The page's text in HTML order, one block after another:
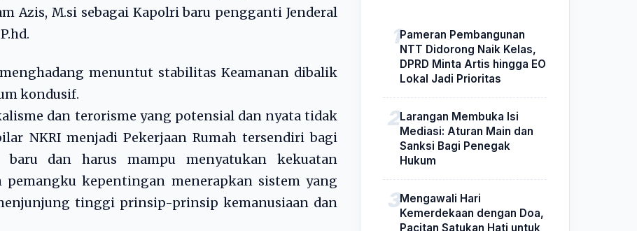
Azis, M.si sebagai Kapolri baru pengganti Jenderal
menuntut stabilitas Keamanan dibalik
kondusif.
dan terorisme yang potensial dan nyata tidak
NKRI menjadi Pekerjaan Rumah tersendiri bagi
dan harus mampu menyatukan kekuatan
kepentingan menerapkan sistem yang
tinggi prinsip-prinsip kemanusiaan dan
Pameran Pembangunan
NTT Didorong Naik Kelas,
DPRD Minta Artis hingga EO
Lokal Jadi Prioritas
Larangan Membuka Isi
Mediasi: Aturan Main dan
Sanksi Bagi Penegak
Hukum
Mengawali Hari
Kemerdekaan dengan Doa,
Pacitan Satukan Hati untuk